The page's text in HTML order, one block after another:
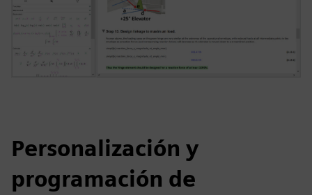
Personalización y
programación de